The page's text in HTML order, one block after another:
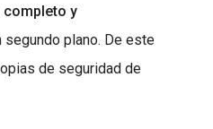
completo y
segundo plano. De este
de seguridad de